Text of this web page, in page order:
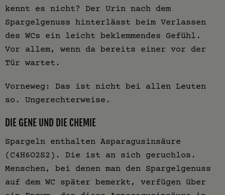
kennt es nicht? Der Urin nach dem
Spargelgenuss hinterlässt beim Verlassen
des WCs ein leicht beklemmendes Gefühl.
Vor allem, wenn da bereits einer vor der
Tür wartet.
Vorneweg: Das ist nicht bei allen Leuten
so. Ungerechterweise.
DIE GENE UND DIE CHEMIE
Spargeln enthalten Asparagusinsäure
(C4H6O2S2). Die ist an sich geruchlos.
Menschen, bei denen man den Spargelgenuss
auf dem WC später bemerkt, verfügen über